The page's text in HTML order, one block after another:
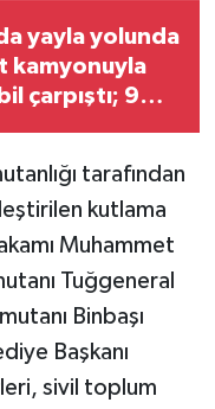
yayla yolunda
kamyonuyla
çarpıştı; 9
tarafından
kutlama
Muhammet
Tuğgeneral
Binbaşı
Başkanı
sivil toplum